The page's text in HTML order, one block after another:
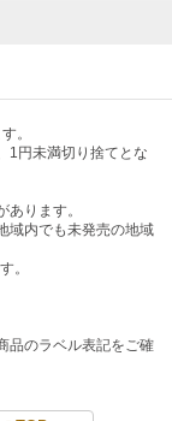
。
1円未満切り捨てとな
あります。
域内でも未発売の地域
。
品のラベル表記をご確